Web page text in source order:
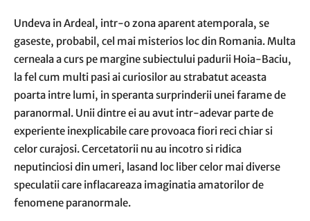
Undeva in Ardeal, intr-o zona aparent atemporala, se
gaseste, probabil, cel mai misterios loc din Romania. Multa
cerneala a curs pe margine subiectului padurii Hoia-Baciu,
la fel cum multi pasi ai curiosilor au strabatut aceasta
poarta intre lumi, in speranta surprinderii unei farame de
paranormal. Unii dintre ei au avut intr-adevar parte de
experiente inexplicabile care provoaca fiori reci chiar si
celor curajosi. Cercetatorii nu au incotro si ridica
neputinciosi din umeri, lasand loc liber celor mai diverse
speculatii care inflacareaza imaginatia amatorilor de
fenomene paranormale.